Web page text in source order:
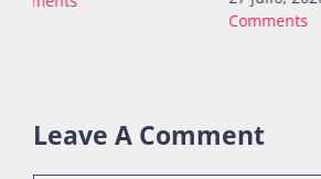
2 julio,
Leave A Comment